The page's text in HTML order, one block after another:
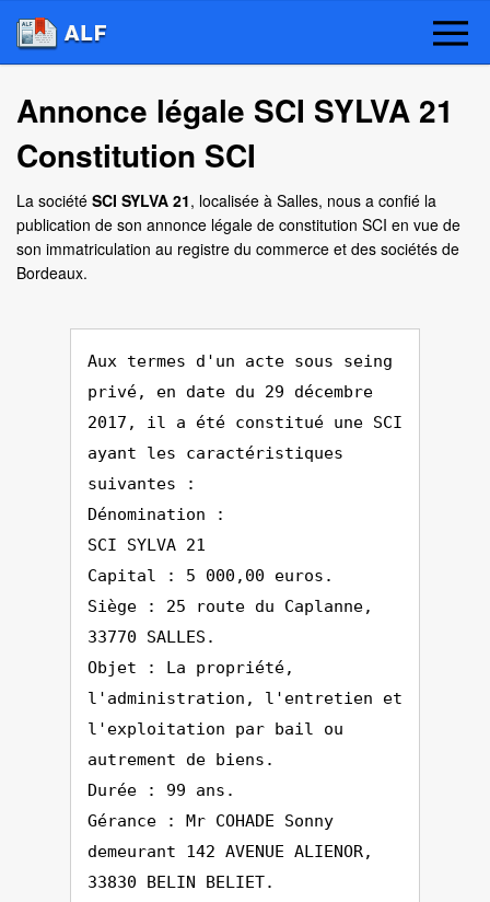
Annonce légale SCI SYLVA 21
Constitution SCI
La société SCI SYLVA 21, localisée à Salles, nous a confié la
publication de son annonce légale de constitution SCI en vue de
son immatriculation au registre du commerce et des sociétés de
Bordeaux.
Aux termes d'un acte sous seing
privé, en date du 29 décembre
2017, il a été constitué une SCI
ayant les caractéristiques
suivantes :
Dénomination :
SCI SYLVA 21
Capital : 5 000,00 euros.
Siège : 25 route du Caplanne,
33770 SALLES.
Objet : La propriété,
l'administration, l'entretien et
l'exploitation par bail ou
autrement de biens.
Durée : 99 ans.
Gérance : Mr COHADE Sonny
demeurant 142 AVENUE ALIENOR,
33830 BELIN BELIET.